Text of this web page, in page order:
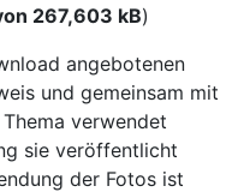
267,603 kB)
angebotenen
und gemeinsam mit
verwendet
sie veröffentlicht
der Fotos ist